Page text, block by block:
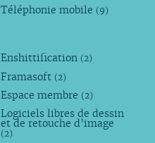
Téléphonie mobile (9)
Enshittification (2)
Framasoft (2)
Espace membre (2)
Logiciels libres de dessin
et de retouche d’image
(2)